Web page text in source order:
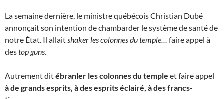
La semaine dernière, le ministre québécois Christian Dubé
annonçait son intention de chambarder le système de santé de
notre État. Il allaitshaker les colonnes du temple… faire appel à
destop guns.
Autrement ditébranler les colonnes du temple et faire appel
à de grands esprits, à des esprits éclairé, à des francs-